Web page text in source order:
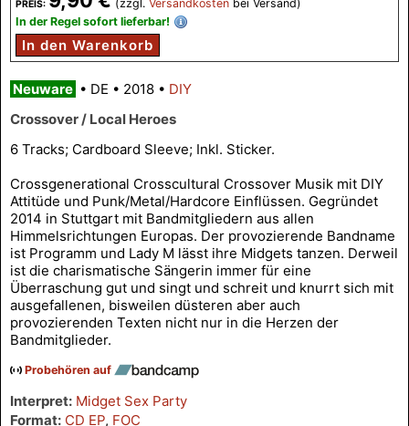
PREIS: (zzgl. Versandkosten bei Versand)
In der Regel sofort lieferbar!
In den Warenkorb
Neuware • DE • 2018 • DIY
Crossover / Local Heroes
6 Tracks; Cardboard Sleeve; Inkl. Sticker.
Crossgenerational Crosscultural Crossover Musik mit DIY
Attitüde und Punk/Metal/Hardcore Einflüssen. Gegründet
2014 in Stuttgart mit Bandmitgliedern aus allen
Himmelsrichtungen Europas. Der provozierende Bandname
ist Programm und Lady M lässt ihre Midgets tanzen. Derweil
ist die charismatische Sängerin immer für eine
Überraschung gut und singt und schreit und knurrt sich mit
ausgefallenen, bisweilen düsteren aber auch
provozierenden Texten nicht nur in die Herzen der
Bandmitglieder.
Probehören auf
Interpret: Midget Sex Party
Format: CD EP, FOC